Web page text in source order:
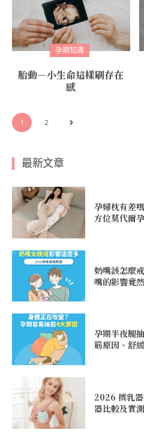
孕期知識
胎動－小生命這樣刷存在
感
1 2
最新文章
孕婦枕有差
方位莫代爾
奶嘴該怎麼
嘴的影響竟
孕期半夜腿
筋原因、舒
2026 擠乳
器比較及實